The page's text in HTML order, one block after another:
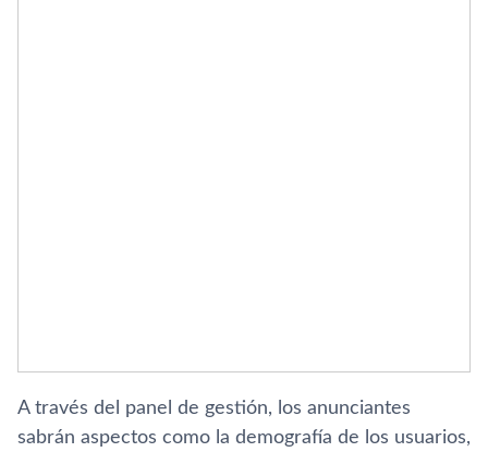
A través del panel de gestión, los anunciantes
sabrán aspectos como la demografí­a de los usuarios,